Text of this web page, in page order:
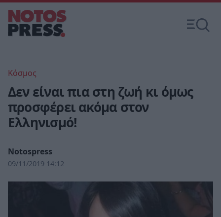
Κόσμος
Δεν είναι πια στη ζωή κι όμως
προσφέρει ακόμα στον
Ελληνισμό!
Notospress
09/11/2019 14:12